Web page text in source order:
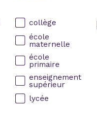
collège
école
maternelle
école
primaire
enseignement
supérieur
lycée